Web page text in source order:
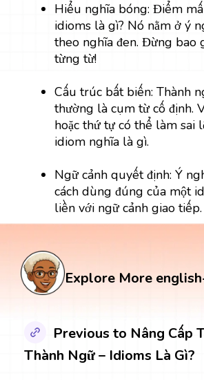
Hiểu nghĩa bóng: Điểm
idioms là gì? Nó nằm ở ý
theo nghĩa đen. Đừng bao
từng từ!
Cấu trúc bất biến: Thành
thường là cụm từ cố định.
hoặc thứ tự có thể làm sai
idiom nghĩa là gì.
Ngữ cảnh quyết định: Ý
cách dùng đúng của một
liền với ngữ cảnh giao tiếp.
Explore More
Previous to Nâng Cấp
Thành Ngữ – Idioms Là Gì?